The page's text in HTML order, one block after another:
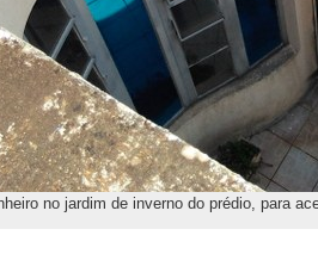
no jardim de inverno do prédio, para